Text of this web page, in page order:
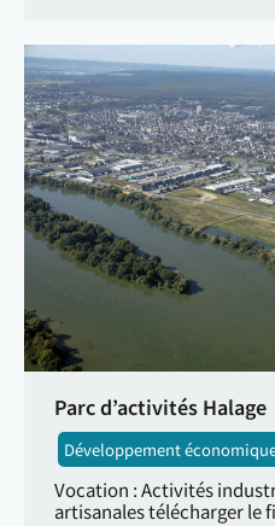
Parc d’activités Halage
Développement
Vocation : Activités
artisanales télécharger le